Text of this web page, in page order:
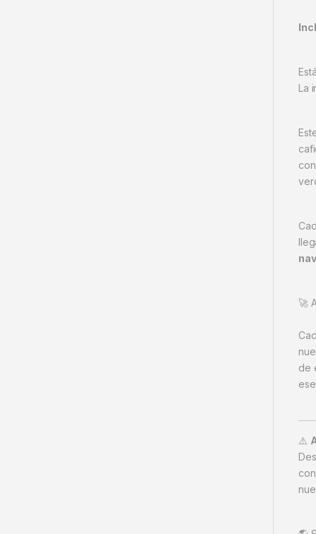
La
🚀
de
⚠️